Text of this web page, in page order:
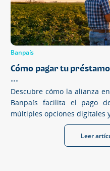
Banpaís
Cómo pagar tu
...
Descubre cómo la alianza
Banpaís facilita el pago
múltiples opciones digitales
Leer